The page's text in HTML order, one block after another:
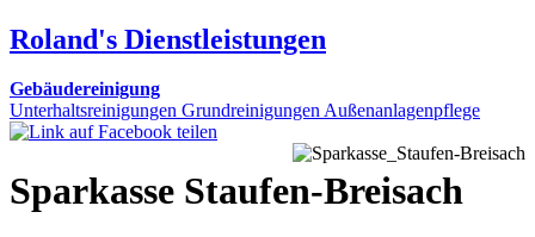
Roland's Dienstleistungen
Gebäudereinigung
Unterhaltsreinigungen Grundreinigungen Außenanlagenpflege
Sparkasse Staufen-Breisach